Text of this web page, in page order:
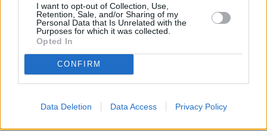
I want to opt-out of Collection, Use,
Retention, Sale, and/or Sharing of my
Personal Data that Is Unrelated with the
Purposes for which it was collected.
Opted In
CONFIRM
Data Deletion Data Access Privacy Policy
Τρίτος στη σφαιροβολία στη διεθνή συνάντηση